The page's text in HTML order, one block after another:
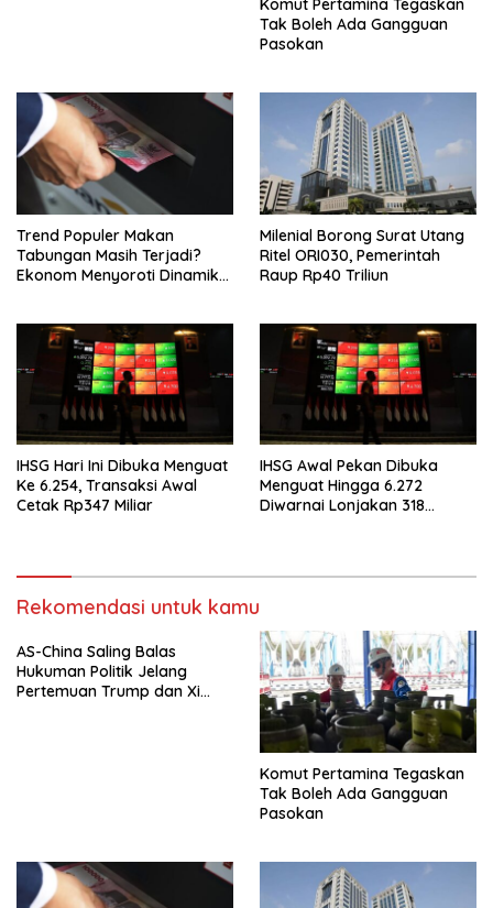
Komut Pertamina Tegaskan
Tak Boleh Ada Gangguan
Pasokan
Trend Populer Makan
Tabungan Masih Terjadi?
Ekonom Menyoroti Dinamika
Milenial Borong Surat Utang
Ritel ORI030, Pemerintah
Raup Rp40 Triliun
IHSG Hari Ini Dibuka Menguat
Ke 6.254, Transaksi Awal
Cetak Rp347 Miliar
IHSG Awal Pekan Dibuka
Menguat Hingga 6.272
Diwarnai Lonjakan 318
Rekomendasi untuk kamu
AS-China Saling Balas
Hukuman Politik Jelang
Pertemuan Trump dan Xi
Komut Pertamina Tegaskan
Tak Boleh Ada Gangguan
Pasokan